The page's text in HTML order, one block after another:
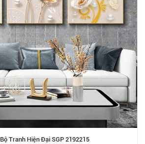
Tranh Hiện Đại SGP 2192215